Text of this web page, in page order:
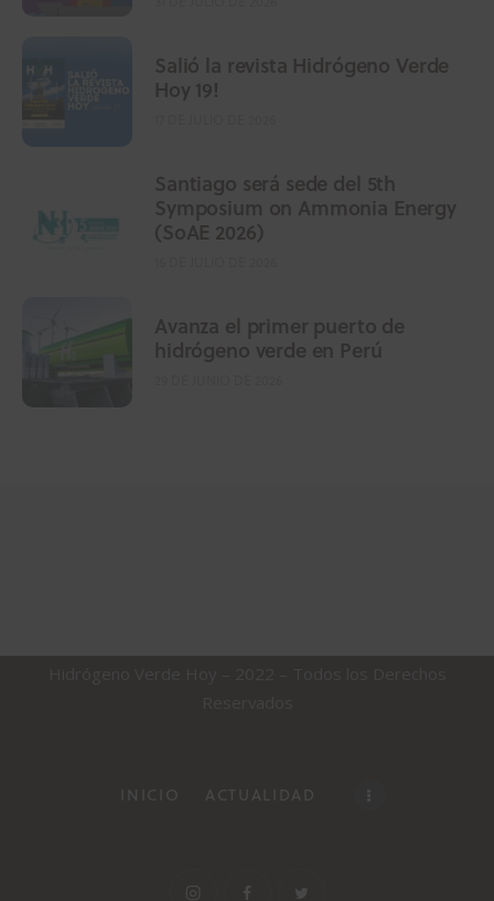
Salió la revista Hidrógeno Verde
Hoy 19!
Santiago será sede del 5th
Symposium on Ammonia Energy
(SoAE 2026)
Avanza el primer puerto de
hidrógeno verde en Perú
INICIO ACTUALIDAD